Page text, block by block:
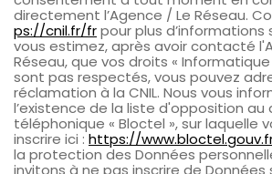
directement l’Agence / Le Réseau.
ps://cnil.fr/frpour plus d’informations
vous estimez, après avoir contacté
Réseau, que vos droits «
sont pas respectés, vous pouvez
réclamation à la CNIL. Nous vous
l’existence de la liste d'opposition
téléphonique « Bloctel », sur laquelle
inscrire ici : https://
la protection des Données